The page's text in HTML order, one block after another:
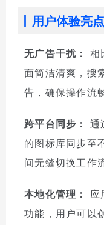
用户体验亮点
无广告干扰： 相
面简洁清爽，搜
告，确保操作流
跨平台同步： 通
的图标库同步至
间无缝切换工作
本地化管理：
应
功能，用户可以